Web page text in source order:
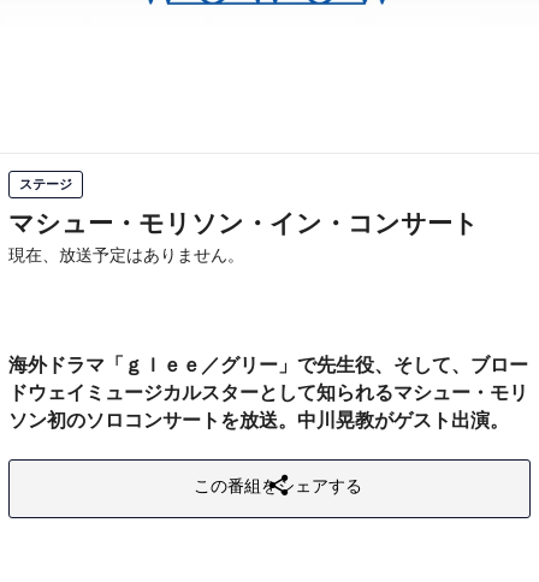
ステージ
マシュー・モリソン・イン・コンサート
現在、放送予定はありません。
海外ドラマ「ｇｌｅｅ／グリー」で先生役、そして、ブロー
ドウェイミュージカルスターとして知られるマシュー・モリ
ソン初のソロコンサートを放送。中川晃教がゲスト出演。
この番組をシェアする